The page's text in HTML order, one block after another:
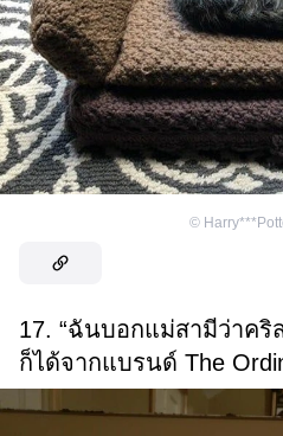
©
17. “ฉันบอกแม่สามีว่าค
ก็ได้จากแบรนด์ The